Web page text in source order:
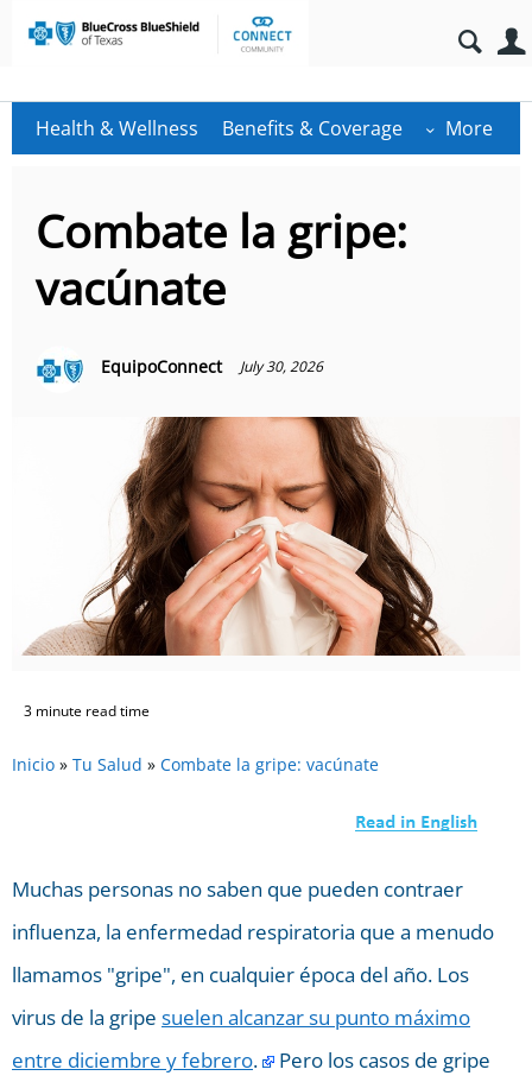
Health & Wellness Benefits & Coverage More
Combate la gripe:
vacúnate
EquipoConnect July 30, 2026
3 minute read time
Inicio » Tu Salud » Combate la gripe: vacúnate
Muchas personas no saben que pueden contraer
influenza, la enfermedad respiratoria que a menudo
llamamos "gripe", en cualquier época del año. Los
virus de la gripe suelen alcanzar su punto máximo
entre diciembre y febrero.
Pero los casos de gripe